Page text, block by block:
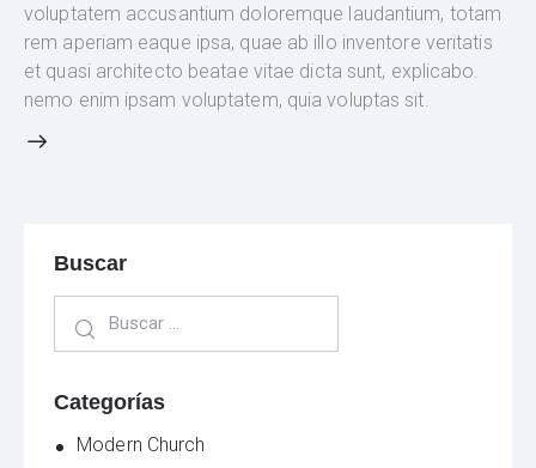
voluptatem accusantium doloremque laudantium, totam
rem aperiam eaque ipsa, quae ab illo inventore veritatis
et quasi architecto beatae vitae dicta sunt, explicabo.
nemo enim ipsam voluptatem, quia voluptas sit.
Buscar
Categorías
Modern Church